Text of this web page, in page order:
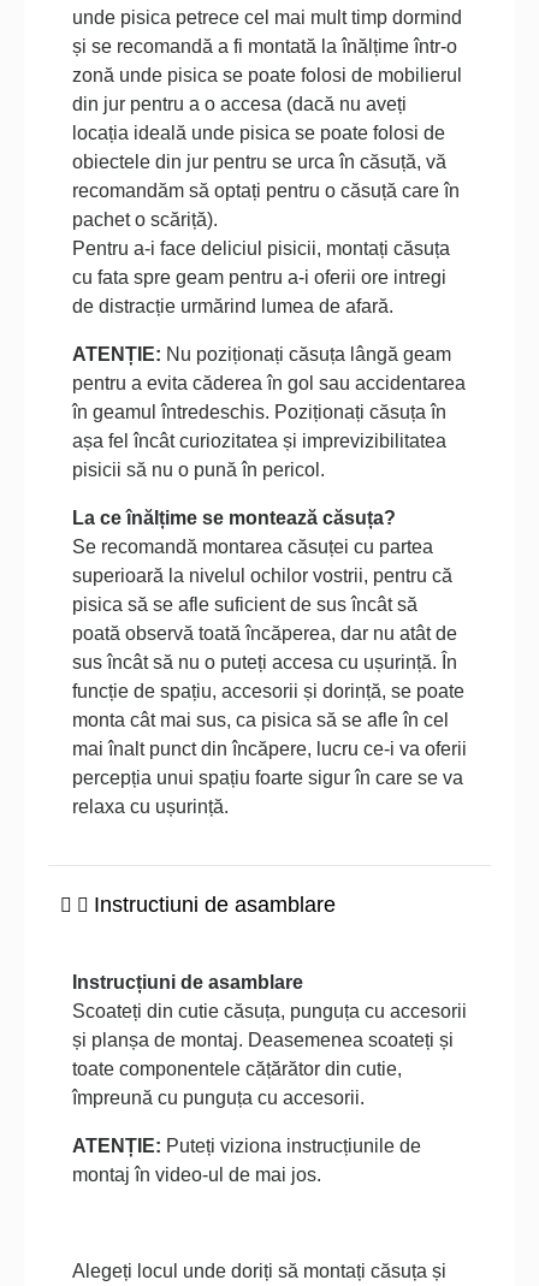
unde pisica petrece cel mai mult timp dormind
și se recomandă a fi montată la înălțime într-o
zonă unde pisica se poate folosi de mobilierul
din jur pentru a o accesa (dacă nu aveți
locația ideală unde pisica se poate folosi de
obiectele din jur pentru se urca în căsuță, vă
recomandăm să optați pentru o căsuță care în
pachet o scăriță).
Pentru a-i face deliciul pisicii, montați căsuța
cu fata spre geam pentru a-i oferii ore intregi
de distracție urmărind lumea de afară.
ATENȚIE: Nu poziționați căsuța lângă geam
pentru a evita căderea în gol sau accidentarea
în geamul întredeschis. Poziționați căsuța în
așa fel încât curiozitatea și imprevizibilitatea
pisicii să nu o pună în pericol.
La ce înălțime se montează căsuța?
Se recomandă montarea căsuței cu partea
superioară la nivelul ochilor vostrii, pentru că
pisica să se afle suficient de sus încât să
poată observă toată încăperea, dar nu atât de
sus încât să nu o puteți accesa cu ușurință. În
funcție de spațiu, accesorii și dorință, se poate
monta cât mai sus, ca pisica să se afle în cel
mai înalt punct din încăpere, lucru ce-i va oferii
percepția unui spațiu foarte sigur în care se va
relaxa cu ușurință.
Instructiuni de asamblare
Instrucțiuni de asamblare
Scoateți din cutie căsuța, punguța cu accesorii
și planșa de montaj. Deasemenea scoateți și
toate componentele cățărător din cutie,
împreună cu punguța cu accesorii.
ATENȚIE: Puteți viziona instrucțiunile de
montaj în video-ul de mai jos.
Alegeți locul unde doriți să montați căsuța și